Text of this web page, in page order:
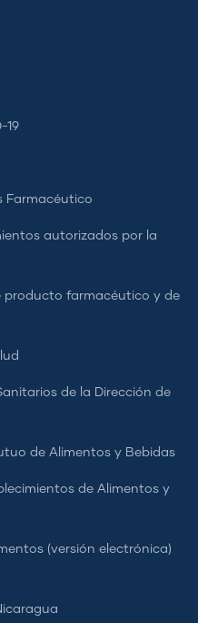
19
Farmacéutico
autorizados por la
producto farmacéutico y de
de la Dirección de
de Alimentos y Bebidas
de Alimentos y
(versión electrónica)